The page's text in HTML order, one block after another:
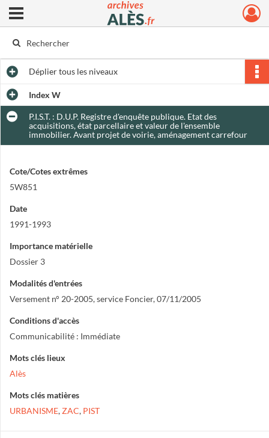
Archives municipales d'Alès
Ouvrir le menu déroulant
Dépliertous les niveaux
Index W
P.I.S.T. : D.U.P. Registre d'enquête publique. Etat des
acquisitions, état parcellaire et valeur de l'ensemble
immobilier. Avant projet de voirie, aménagement carrefour
Cote/Cotes extrêmes
5W851
Date
1991-1993
Importance matérielle
Dossier 3
Modalités d'entrées
Versement n° 20-2005, service Foncier, 07/11/2005
Conditions d'accès
Communicabilité : Immédiate
Mots clés lieux
Alès
Mots clés matières
URBANISME,ZAC, PIST